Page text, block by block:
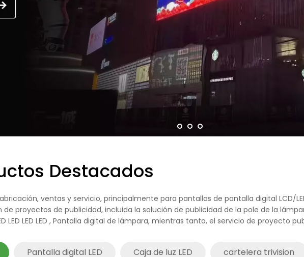
Destacados
ventas y servicio, principalmente para pantallas de pantalla digital LCD/
de proyectos de publicidad, incluida la solución de publicidad de la pole de la
LED LED LED , Pantalla digital de lámpara, mientras tanto, el servicio de proyecto
Pantalla digital LED Caja de luz LED cartelera trivision